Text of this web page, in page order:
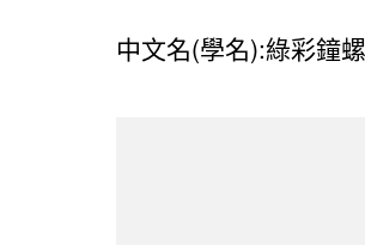
中文名(學名):綠彩鐘